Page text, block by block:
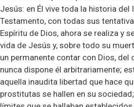
Jesús: en Él vive toda la historia del
Testamento, con todas sus
Espíritu de Dios, ahora se realiza y
vida de Jesús y, sobre todo su
un permanente contar con Dios, del
nunca dispone él arbitrariamente;
aquella inaudita libertad que hace
prostitutas se hallen en su